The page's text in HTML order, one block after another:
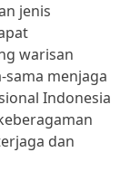
jenis
warisan
menjaga
Indonesia
dan